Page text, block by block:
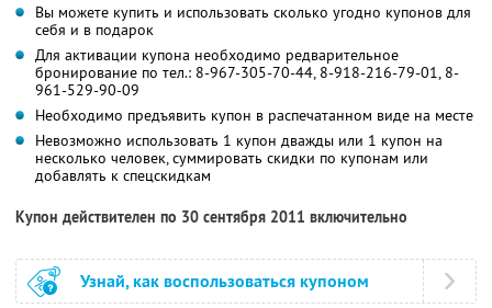
Вы можете купить и использовать сколько угодно купонов для
себя и в подарок
Для активации купона необходимо редварительное
бронирование по тел.: 8-967-305-70-44, 8-918-216-79-01, 8-
961-529-90-09
Необходимо предъявить купон в распечатанном виде на месте
Невозможно использовать 1 купон дважды или 1 купон на
несколько человек, суммировать скидки по купонам или
добавлять к спецскидкам
Купон действителен по 30 сентября 2011 включительно
Узнай, как воспользоваться купоном